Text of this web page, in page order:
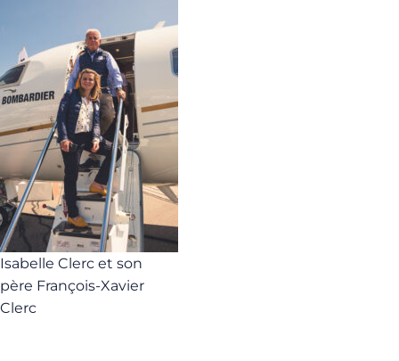
Isabelle Clerc et son
père François-Xavier
Clerc